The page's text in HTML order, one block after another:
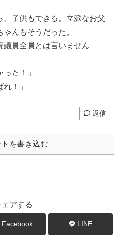
、子供もできる。立派なお父
んもそうだった。
議員全員とは言いません
った！」
れ！」
返信
トを書き込む
ェアする
Facebook LINE